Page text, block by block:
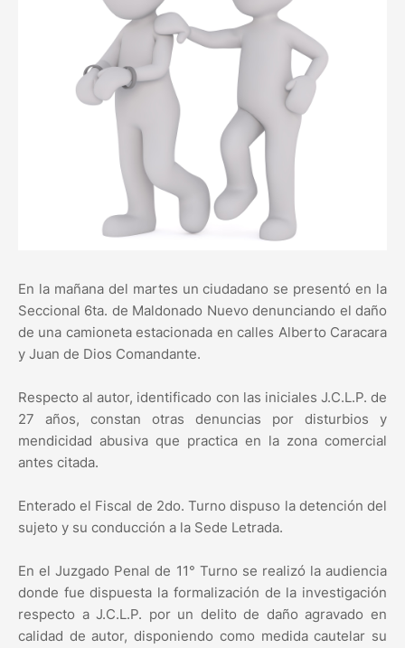
En la mañana del martes un ciudadano se presentó en la
Seccional 6ta. de Maldonado Nuevo denunciando el daño
de una camioneta estacionada en calles Alberto Caracara
y Juan de Dios Comandante.
Respecto al autor, identificado con las iniciales J.C.L.P. de
27 años, constan otras denuncias por disturbios y
mendicidad abusiva que practica en la zona comercial
antes citada.
Enterado el Fiscal de 2do. Turno dispuso la detención del
sujeto y su conducción a la Sede Letrada.
En el Juzgado Penal de 11° Turno se realizó la audiencia
donde fue dispuesta la formalización de la investigación
respecto a J.C.L.P. por un delito de daño agravado en
calidad de autor, disponiendo como medida cautelar su